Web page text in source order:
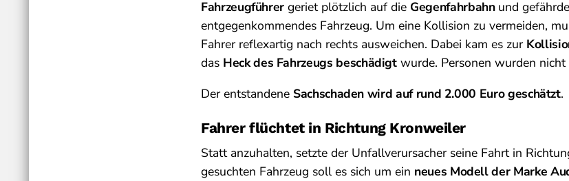
Fahrzeugführer geriet plötzlich auf die Gegenfahrbahnund
entgegenkommendes Fahrzeug. Um eine Kollision zu vermeiden,
Fahrer reflexartig nach rechts ausweichen. Dabei kam es zur
das Heck des Fahrzeugs beschädigtwurde. Personen wurden nicht
Der entstandene Sachschaden wird auf rund 2.000 Euro geschätzt.
Fahrer flüchtet in Richtung Kronweiler
Statt anzuhalten, setzte der Unfallverursacher seine Fahrt in
gesuchten Fahrzeug soll es sich um ein neues Modell der Marke